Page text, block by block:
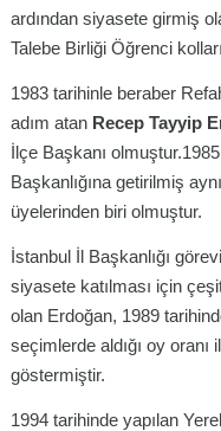
ardından siyasete girmiş
Talebe Birliği Öğrenci
1983 tarihinle beraber
adım atan Recep Tayyip
İlçe Başkanı
Başkanlığına getirilmiş
üyelerinden biri olmuştur.
İstanbul İl Başkanlığı
siyasete katılması için
olan Erdoğan, 1989
seçimlerde aldığı oy
göstermiştir.
1994 tarihinde yapılan